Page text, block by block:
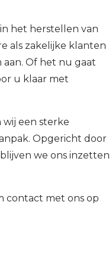
het herstellen van
als zakelijke klanten
Of het nu gaat
u klaar met
wij een sterke
Opgericht door
we ons inzetten
contact met ons op